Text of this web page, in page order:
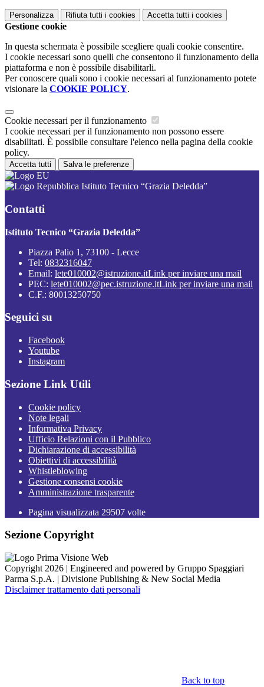
Personalizza Rifiuta tutti i cookies Accetta tutti i cookies
Gestione cookie
In questa schermata è possibile scegliere quali cookie consentire.
I cookie necessari sono quelli che consentono il funzionamento della
piattaforma e non è possibile disabilitarli.
Per conoscere quali sono i cookie necessari al funzionamento potete
visionare la COOKIE POLICY.
Cookie necessari per il funzionamento
I cookie necessari per il funzionamento non possono essere
disabilitati. È possibile consultare l'elenco nella pagina della cookie
policy.
Accetta tutti Salva le preferenze
Istituto Tecnico “Grazia Deledda”
Contatti
Istituto Tecnico “Grazia Deledda”
Piazza Palio 1, 73100 - Lecce
Tel: 0832316047
Email: lete010002@istruzione.itLink per inviare una mail
PEC: lete010002@pec.istruzione.itLink per inviare una mail
C.F.: 80013250750
Seguici su
Facebook
Youtube
Instagram
Sezione Link Utili
Cookie policy
Note legali
Informativa Privacy
Ufficio Relazioni con il Pubblico
Dichiarazione di accessibilità
Obiettivi di accessibilità
Whistleblowing
Gestione consensi cookie
Amministrazione trasparente
Pagina visualizzata 29507 volte
Sezione Copyright
Copyright 2026 | Engineered and powered by Gruppo Spaggiari
Parma S.p.A. | Divisione Publishing & New Social Media
Disclaimer trattamento dati personali
Back to top